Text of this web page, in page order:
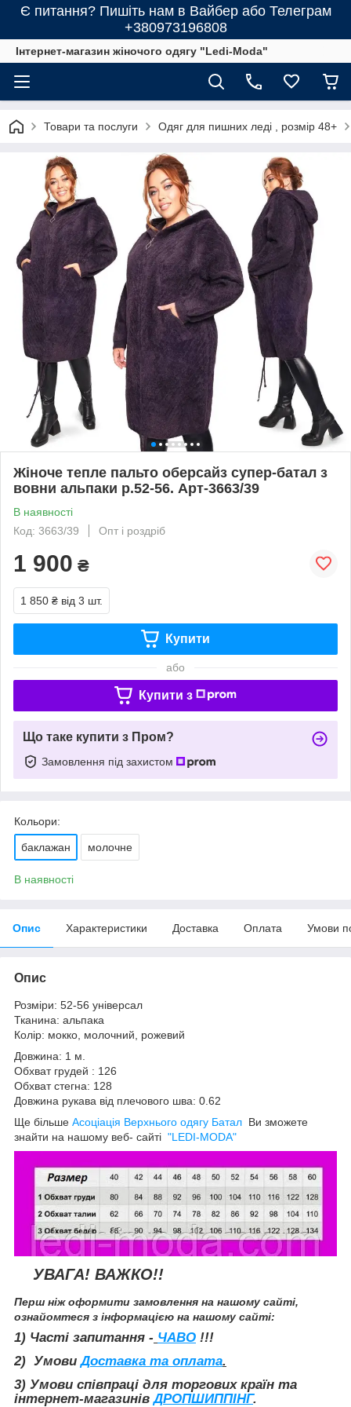
Є питання? Пишіть нам в Вайбер або Телеграм
+380973196808
Інтернет-магазин жіночого одягу "Ledi-Moda"
Товари та послуги Одяг для пишних леді , розмір 48+
Жіноче тепле пальто оберсайз супер-батал з
вовни альпаки р.52-56. Арт-3663/39
В наявності
Код: 3663/39
Опт і роздріб
1 900 ₴
1 850 ₴ від 3 шт.
Купити
або
Купити з
Що таке купити з Пром?
Замовлення під захистом
Кольори:
баклажан молочне
В наявності
Опис Характеристики Доставка Оплата Умови
Опис
Розміри: 52-56 універсал
Тканина: альпака
Колір: мокко, молочний, рожевий
Довжина: 1 м.
Обхват грудей : 126
Обхват стегна: 128
Довжина рукава від плечового шва: 0.62
Ще більше Асоціація Верхнього одягу Батал Ви зможете
знайти на нашому веб- сайті "LEDI-MODA"
УВАГА! ВАЖКО!!
Перш ніж оформити замовлення на нашому сайті,
ознайомтеся з інформацією на нашому сайті:
1) Часті запитання - ЧАВО !!!
2) УмовиДоставка та оплата.
3) Умови співпраці для торгових країн та
інтернет-магазинівДРОПШИППІНГ.